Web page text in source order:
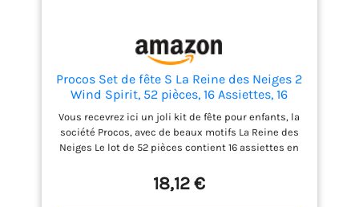
Procos Set de fête S La Reine des Neiges 2
Wind Spirit, 52 pièces, 16 Assiettes, 16
gobelets, 20 Serviettes, Vaisselle jetable,
Vaisselle de fête, décoration de Table
Vous recevrez ici un joli kit de fête pour enfants, la
société Procos, avec de beaux motifs La Reine des
Neiges Le lot de 52 pièces contient 16 assiettes en
carton d'une capacité maximale de 200 ml et 20
serviettes en papier (33 x 33 cm) Cette vaisselle
18,12 €